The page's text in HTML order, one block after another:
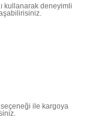
kullanarak deneyimli
ile kargoya